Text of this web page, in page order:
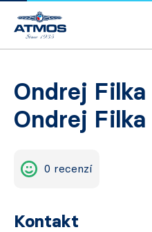
Ondrej Filka
Ondrej
0 recenzí
Kontakt